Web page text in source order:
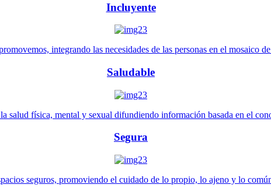
Incluyente
integrando las necesidades de las personas en el mosaico
Saludable
salud física, mental y sexual difundiendo información basada en el
Segura
seguros, promoviendo el cuidado de lo propio, lo ajeno y lo